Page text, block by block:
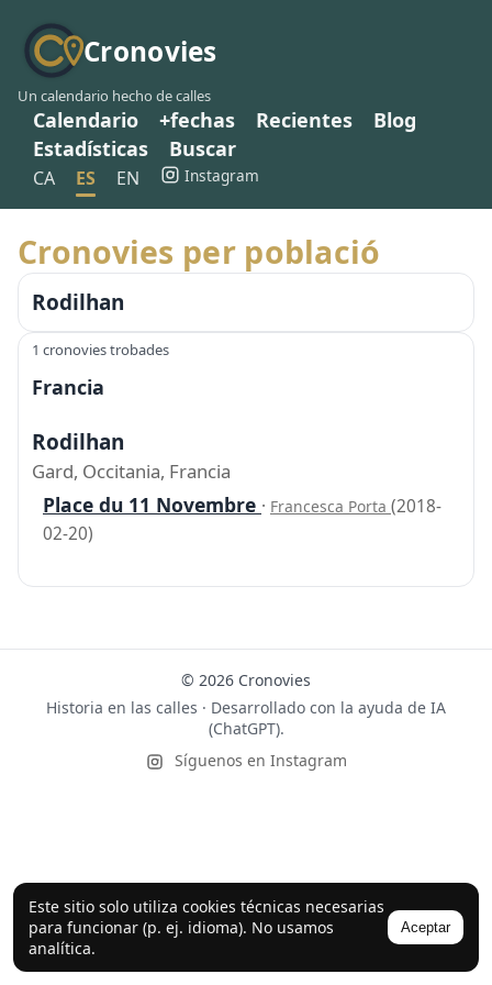
Cronovies
Un calendario hecho de calles
Calendario +fechas Recientes
Blog
Estadísticas
Buscar
CA ES EN Instagram
Este sitio solo utiliza cookies técnicas necesarias
para funcionar (p. ej. idioma). No usamos
analítica.
Aceptar
Cronovies per població
Rodilhan
1 cronovies trobades
Francia
Rodilhan
Gard, Occitania, Francia
Place du 11 Novembre · Francesca Porta (2018-
02-20)
© 2026 Cronovies
Historia en las calles · Desarrollado con la ayuda de IA
(ChatGPT).
Síguenos en Instagram